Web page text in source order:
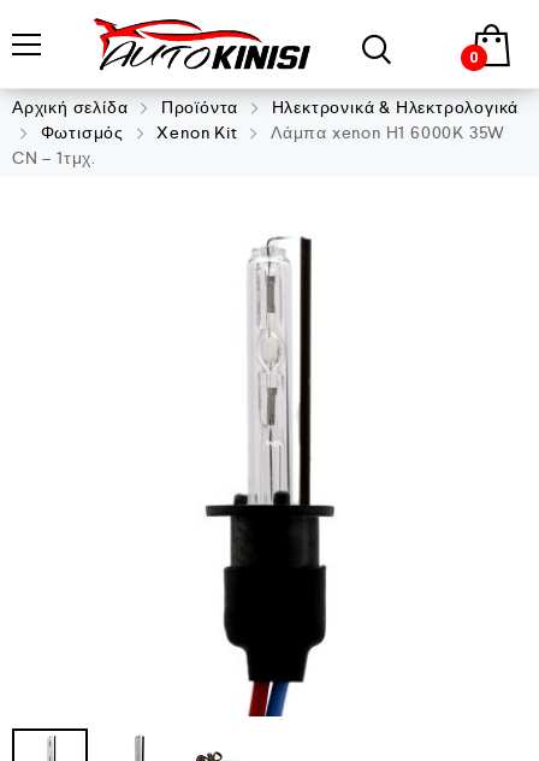
0
Αρχική σελίδα Προϊόντα
Ηλεκτρονικά & Ηλεκτρολογικά
Φωτισμός
Xenon Kit
Λάμπα xenon H1 6000K 35W
CN – 1τμχ.